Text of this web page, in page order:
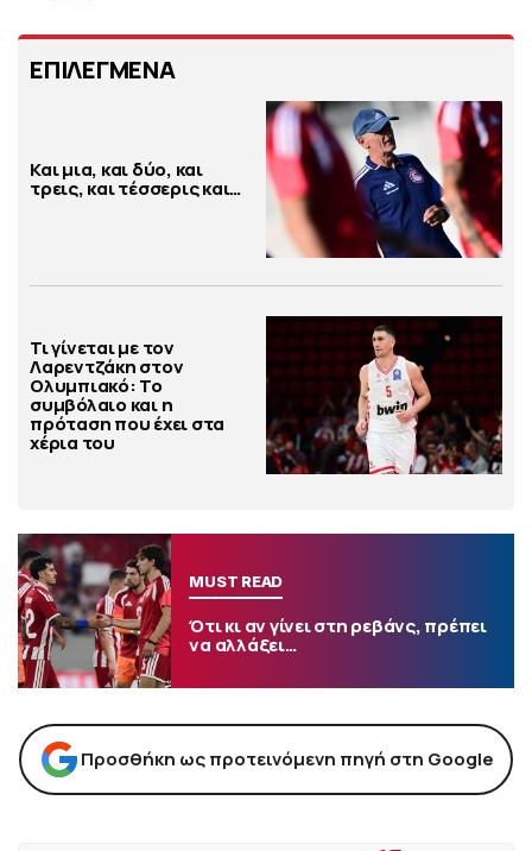
ΕΠΙΛΕΓΜΕΝΑ
Και μια, και δύο, και
τρεις, και τέσσερις και…
Τι γίνεται με τον
Λαρεντζάκη στον
Ολυμπιακό: Το
συμβόλαιο και η
πρόταση που έχει στα
χέρια του
MUST READ
Ότι κι αν γίνει στη ρεβάνς, πρέπει
να αλλάξει…
Προσθήκη ως προτεινόμενη πηγή στη Google